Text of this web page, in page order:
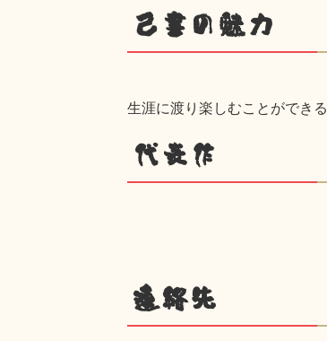
己書の魅力
生涯に渡り楽しむことができる
代表作
連絡先